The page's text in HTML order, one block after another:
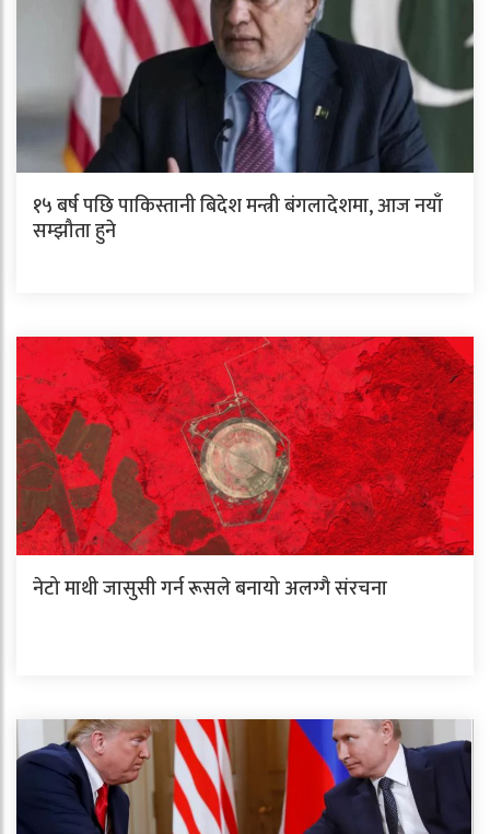
१५ बर्ष पछि पाकिस्तानी बिदेश मन्त्री बंगलादेशमा, आज नयाँ
सम्झौता हुने
नेटो माथी जासुसी गर्न रूसले बनायो अलग्गै संरचना